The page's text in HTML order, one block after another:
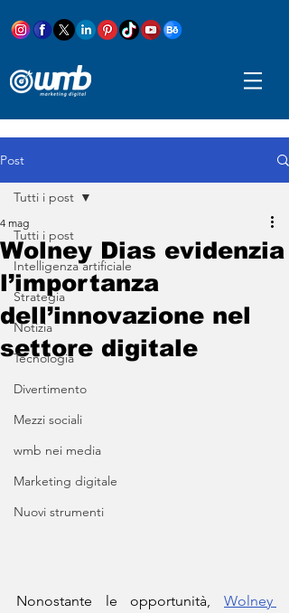
Post
Tutti i post
Intelligenza artificiale
Strategia
Notizia
Tecnologia
Divertimento
Mezzi sociali
wmb nei media
Marketing digitale
Nuovi strumenti
Tutti i post
Wolney Dias evidenzia
l’importanza
dell’innovazione nel
settore digitale
4 mag
Nonostante le opportunità, Wolney